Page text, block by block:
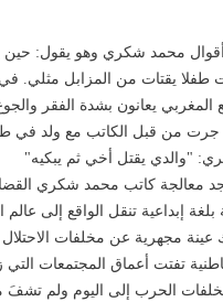
أقوال محمد شكري وهو يقول:
طفلا يقتات من المزابل مثلي.
المغربي يعانون بشدة الفقر
جرت من قبل الكاتب مع ولد في
"والدي يقتل أخي ثم يبكيه"
معالجة كاتب محمد شكري
إبداعية تنقل الواقع إلى
مجهرية عن مخلفات
تفتت أعماق المجتمعات
الحرب إلى اليوم ولم